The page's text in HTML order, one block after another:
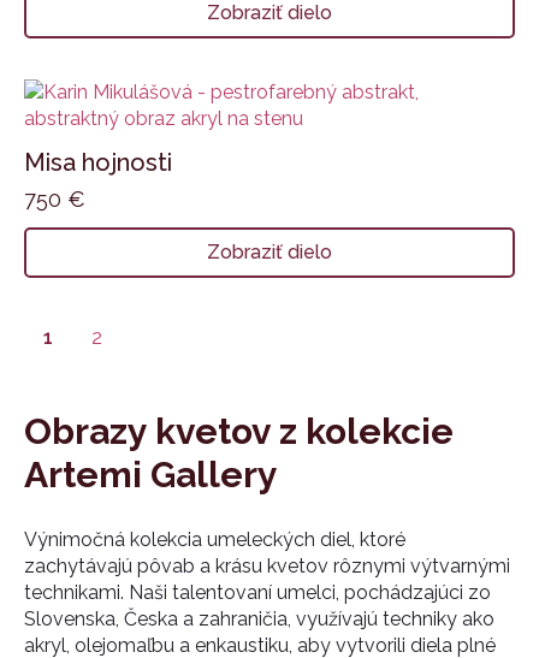
Zobraziť dielo
Misa hojnosti
750 €
Zobraziť dielo
1 2
Obrazy kvetov z kolekcie
Artemi Gallery
Výnimočná kolekcia umeleckých diel, ktoré
zachytávajú pôvab a krásu kvetov rôznymi výtvarnými
technikami. Naši talentovaní umelci, pochádzajúci zo
Slovenska, Česka a zahraničia, využívajú techniky ako
akryl, olejomaľbu a enkaustiku, aby vytvorili diela plné